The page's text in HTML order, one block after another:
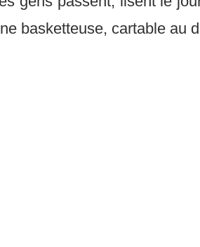
basketteuse, cartable au